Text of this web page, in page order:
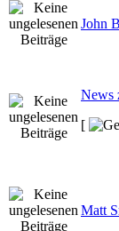
John
News
[
Matt